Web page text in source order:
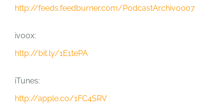
http://feeds.feedburner.com/PodcastArchivo007
ivoox:
http://bit.ly/1E1tePA
iTunes:
http://apple.co/1FC4SRV